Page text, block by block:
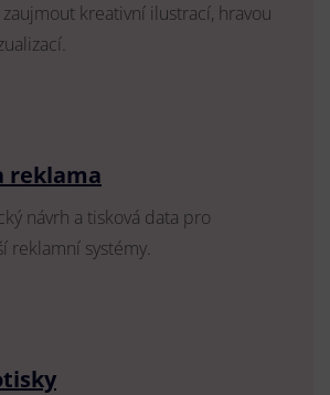
kreativní ilustrací, hravou
reklama
návrh a tisková data pro
reklamní systémy.